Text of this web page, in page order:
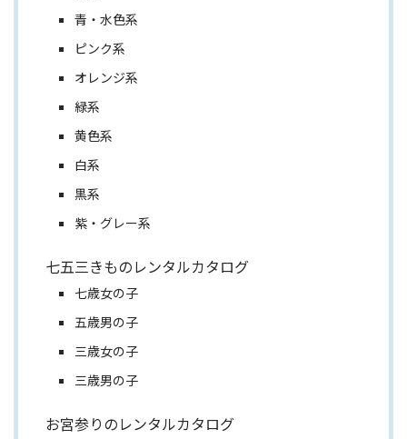
青・水色系
ピンク系
オレンジ系
緑系
黄色系
白系
黒系
紫・グレー系
七五三きものレンタルカタログ
七歳女の子
五歳男の子
三歳女の子
三歳男の子
お宮参りのレンタルカタログ